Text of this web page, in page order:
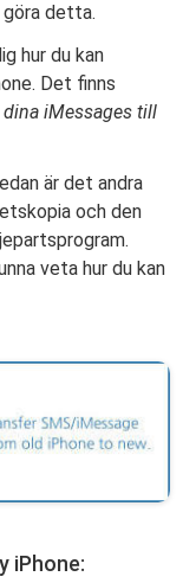
detta.
hur du kan
Det finns
iMessages till
är det andra
och den
veta hur du kan
iPhone: